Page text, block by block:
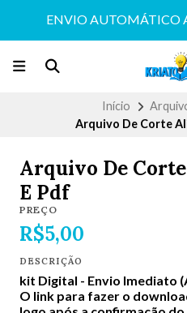
ENVIO AUTOMÁTICO
Início
Arquivo De Corte
Arquivo De
E Pdf
PREÇO
R$5,00
DESCRIÇÃO
kit Digital - Envio Imediato
O link para fazer o